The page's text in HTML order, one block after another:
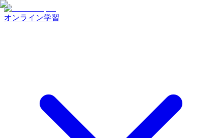
オンライン学習